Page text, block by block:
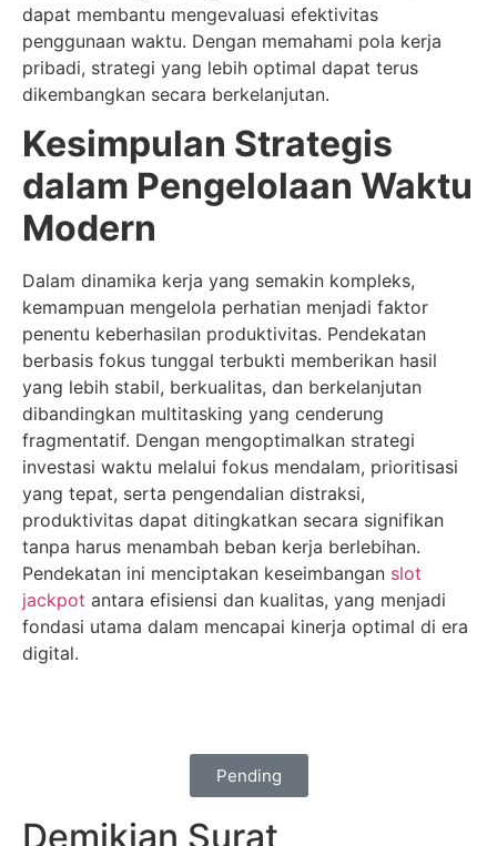
dapat membantu mengevaluasi efektivitas
penggunaan waktu. Dengan memahami pola kerja
pribadi, strategi yang lebih optimal dapat terus
dikembangkan secara berkelanjutan.
Kesimpulan Strategis
dalam Pengelolaan Waktu
Modern
Dalam dinamika kerja yang semakin kompleks,
kemampuan mengelola perhatian menjadi faktor
penentu keberhasilan produktivitas. Pendekatan
berbasis fokus tunggal terbukti memberikan hasil
yang lebih stabil, berkualitas, dan berkelanjutan
dibandingkan multitasking yang cenderung
fragmentatif. Dengan mengoptimalkan strategi
investasi waktu melalui fokus mendalam, prioritisasi
yang tepat, serta pengendalian distraksi,
produktivitas dapat ditingkatkan secara signifikan
tanpa harus menambah beban kerja berlebihan.
Pendekatan ini menciptakan keseimbangan slot
jackpot antara efisiensi dan kualitas, yang menjadi
fondasi utama dalam mencapai kinerja optimal di era
digital.
Pending
Demikian Surat